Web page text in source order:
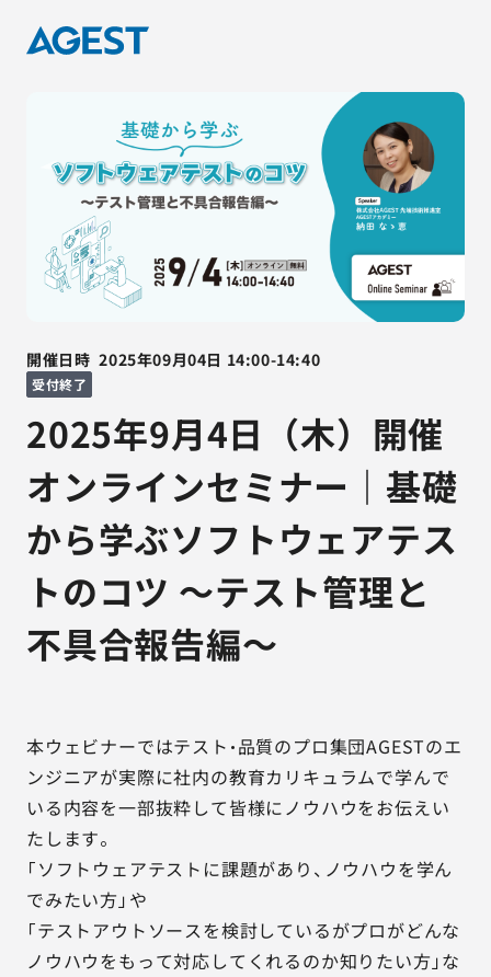
開催日時 2025年09月04日 14:00-14:40
受付終了
2025年9月4日（木）開催
オンラインセミナー｜基礎
から学ぶソフトウェアテス
トのコツ ～テスト管理と
不具合報告編～
本ウェビナーではテスト・品質のプロ集団AGESTのエ
ンジニアが実際に社内の教育カリキュラムで学んで
いる内容を一部抜粋して皆様にノウハウをお伝えい
たします。
「ソフトウェアテストに課題があり、ノウハウを学ん
でみたい方」や
「テストアウトソースを検討しているがプロがどんな
ノウハウをもって対応してくれるのか知りたい方」な